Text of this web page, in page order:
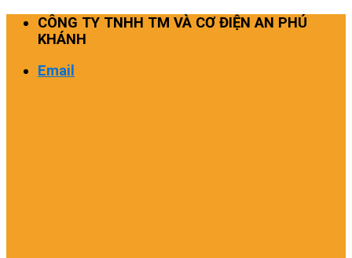
Skip
CÔNG TY TNHH TM VÀ CƠ ĐIỆN AN PHÚ
KHÁNH
Email